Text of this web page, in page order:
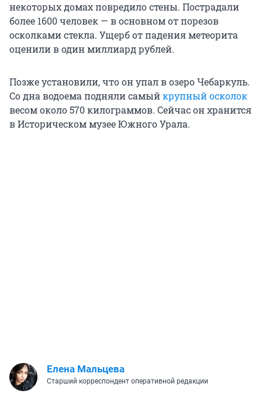
некоторых домах повредило стены. Пострадали
более 1600 человек — в основном от порезов
осколками стекла. Ущерб от падения метеорита
оценили в один миллиард рублей.
Позже установили, что он упал в озеро Чебаркуль.
Со дна водоема подняли самыйкрупный осколок
весом около 570 килограммов. Сейчас он хранится
в Историческом музее Южного Урала.
Елена Мальцева
Старший корреспондент оперативной редакции